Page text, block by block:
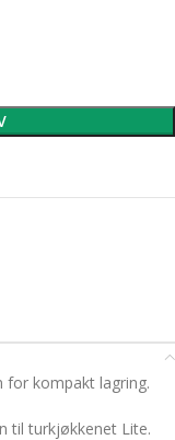
for kompakt lagring.
til turkjøkkenet Lite.